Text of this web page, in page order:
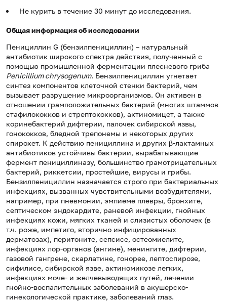
Не курить в течение 30 минут до исследования.
Общая информация об исследовании
Пенициллин G (бензилпенициллин) – натуральный
антибиотик широкого спектра действия, полученный с
помощью промышленной ферментации плесневого гриба
Penicillium chrysogenum. Бензилпенициллин угнетает
синтез компонентов клеточной стенки бактерий, чем
вызывает разрушение микроорганизмов. Он активен в
отношении грамположительных бактерий (многих штаммов
стафилококков и стрептококков), актиномицет, а также
коринебактерий дифтерии, палочек сибирской язвы,
гонококков, бледной трепонемы и некоторых других
спирохет. К действию пенициллина и других β-лактамных
антибиотиков устойчивы бактерии, вырабатывающие
фермент пенициллиназу, большинство грамотрицательных
бактерий, риккетсии, простейшие, вирусы и грибы.
Бензилпенициллин назначается строго при бактериальных
инфекциях, вызванных чувствительными возбудителями,
например, при пневмонии, эмпиеме плевры, бронхите,
септическом эндокардите, раневой инфекции, гнойных
инфекциях кожи, мягких тканей и слизистых оболочек (в
т.ч. роже, импетиго, вторично инфицированных
дерматозах), перитоните, сепсисе, остеомиелите,
инфекциях лор-органов (ангине), менингите, дифтерии,
газовой гангрене, скарлатине, гонорее, лептоспирозе,
сифилисе, сибирской язве, актиномикозе легких,
инфекциях моче- и желчевыводящих путей, лечении
гнойно-воспалительных заболеваний в акушерско-
гинекологической практике, заболеваний глаз.